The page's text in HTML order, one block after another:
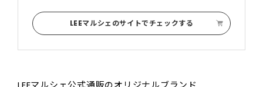
LEEマルシェのサイトでチェックする